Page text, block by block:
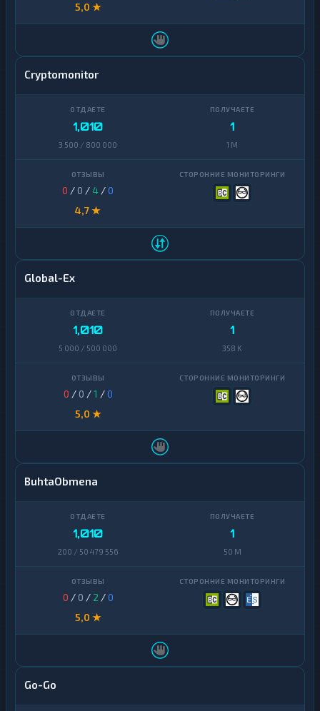
5,0 ★
Cryptomonitor
1,010
3 500 / 800 000
1
1 M
0 / 0 / 4 /0
4,7 ★
Global-Ex
1,010
5 000 / 500 000
1
358 K
0 / 0 /1 /0
5,0 ★
BuhtaObmena
1,010
200 / 50 479 556
1
50 M
0 / 0 / 2 /0
5,0 ★
Go-Go